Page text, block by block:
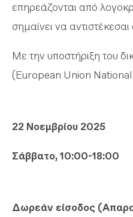
επηρεάζονται από
σημαίνει να
Με την υποστήριξη του
(European Union
22 Νοεμβρίου 2025
Σάββατο, 10:00-18:00
Δωρεάν είσοδος